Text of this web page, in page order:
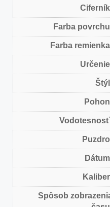
Farba
Farba
Spôsob